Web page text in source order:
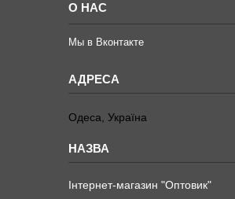
О НАС
Мы в Вконтакте
Одеса, Україна
Інтернет-магазин "Оптовик"